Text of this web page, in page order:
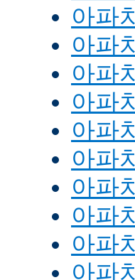
아파
아파
아파
아파
아파
아파
아파
아파
아파
아파